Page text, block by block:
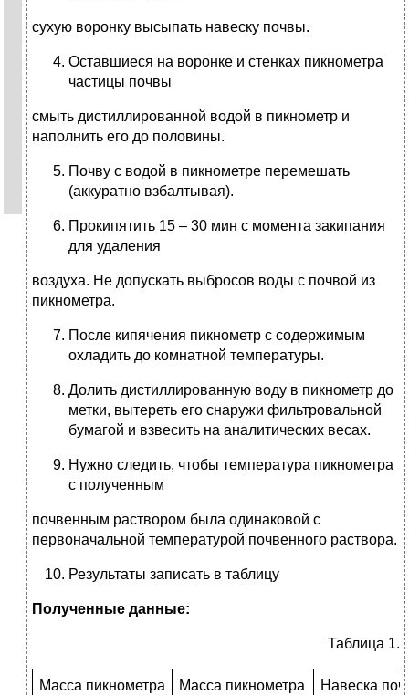
сухую воронку высыпать навеску почвы.
Оставшиеся на воронке и стенках пикнометра
частицы почвы
смыть дистиллированной водой в пикнометр и
наполнить его до половины.
Почву с водой в пикнометре перемешать
(аккуратно взбалтывая).
Прокипятить 15 – 30 мин с момента закипания
для удаления
воздуха. Не допускать выбросов воды с почвой из
пикнометра.
После кипячения пикнометр с содержимым
охладить до комнатной температуры.
Долить дистиллированную воду в пикнометр до
метки, вытереть его снаружи фильтровальной
бумагой и взвесить на аналитических весах.
Нужно следить, чтобы температура пикнометра
с полученным
почвенным раствором была одинаковой с
первоначальной температурой почвенного раствора.
Результаты записать в таблицу
Полученные данные:
Таблица 1.
Масса пикнометра Масса пикнометра Навеска